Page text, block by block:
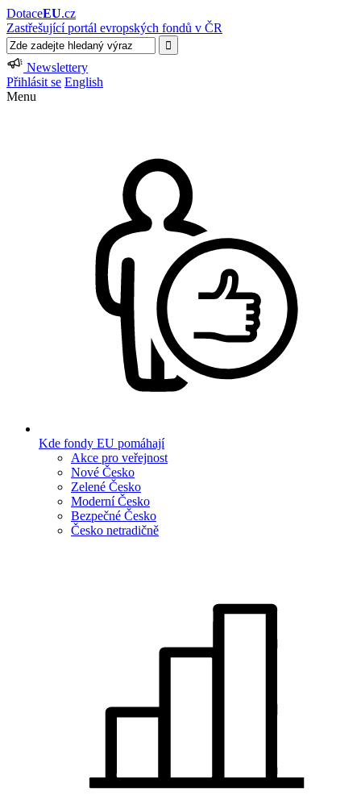
DotaceEU.cz
Zastřešující portál evropských fondů v ČR
Newslettery
Přihlásit se English
Menu
Kde fondy EU pomáhají
Akce pro veřejnost
Nové Česko
Zelené Česko
Moderní Česko
Bezpečné Česko
Česko netradičně